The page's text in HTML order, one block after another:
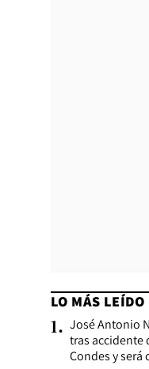
LO MÁS LEÍDO
1. José Antonio
tras accidente
Condes y será